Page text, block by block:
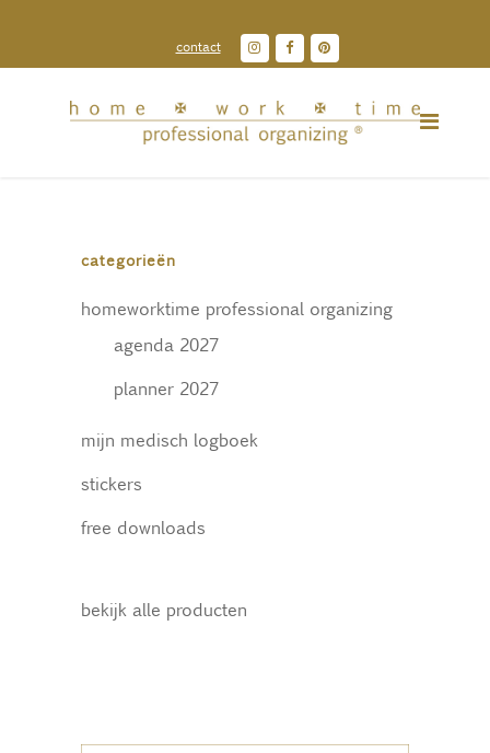
contact
categorieën
homeworktime professional organizing
agenda 2027
planner 2027
mijn medisch logboek
stickers
free downloads
bekijk alle producten